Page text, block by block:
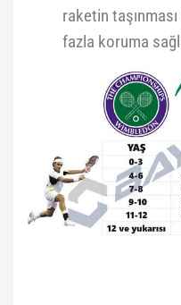
raketin
fazla koruma